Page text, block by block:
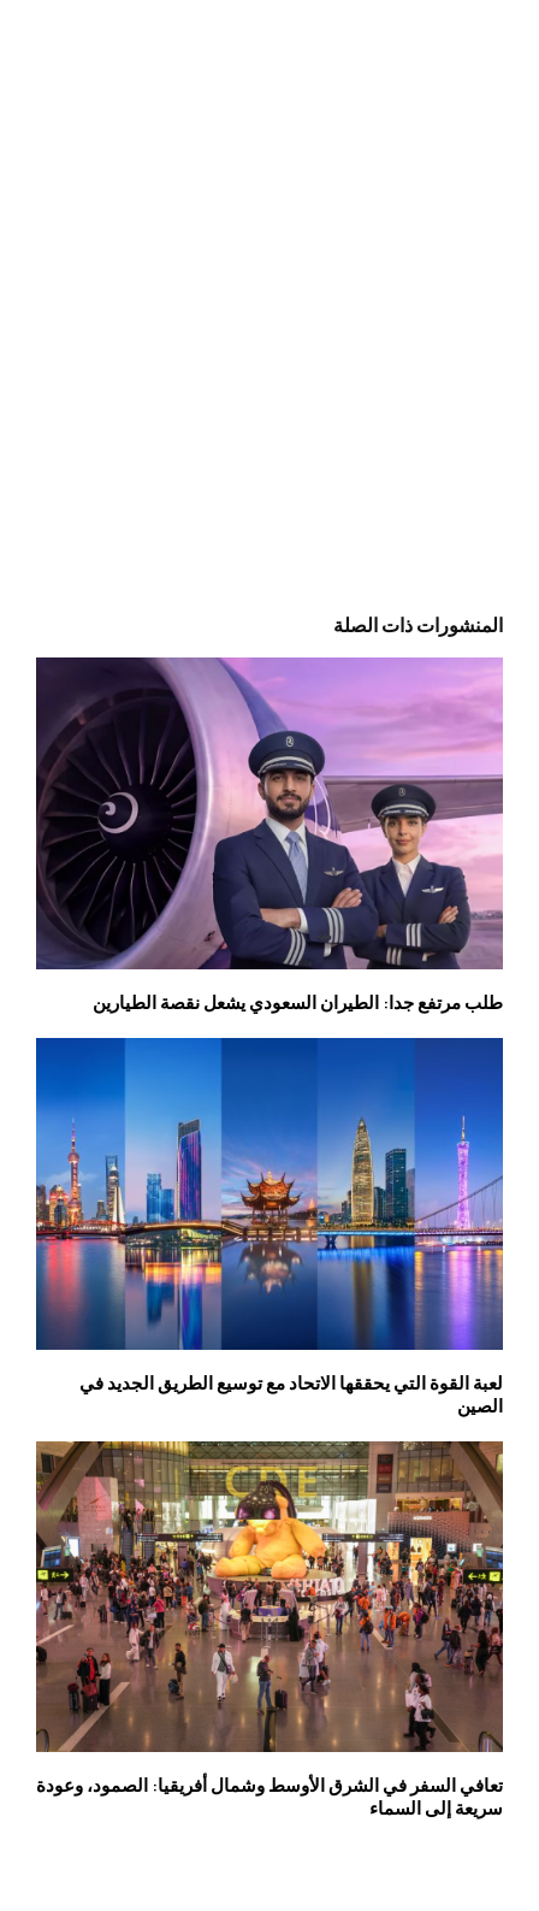
المنشورات ذات الصلة
طلب مرتفع جدا: الطيران السعودي يشعل نقصة الطيارين
لعبة القوة التي يحققها الاتحاد مع توسيع الطريق الجديد في
الصين
تعافي السفر في الشرق الأوسط وشمال أفريقيا: الصمود، وعودة
سريعة إلى السماء